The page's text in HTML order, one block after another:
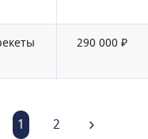
290 000 ₽
1 2